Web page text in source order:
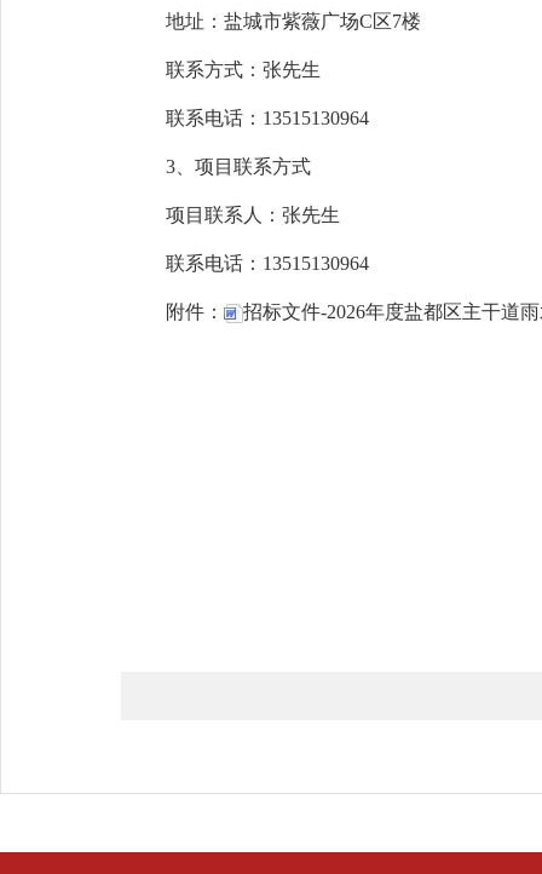
地址： 盐城市紫薇广场C区7楼
联系方式： 张先生
联系电话 ： 13515130964
3、项目联系方式
项目联系人： 张先生
联系电话： 13515130964
附件： 招标文件-2026年度盐都区主干道